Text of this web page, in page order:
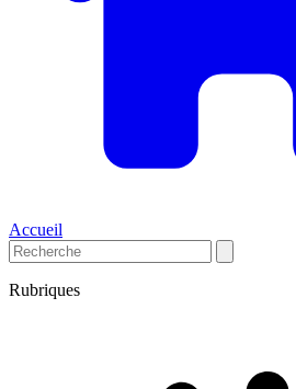
Accueil
Rubriques